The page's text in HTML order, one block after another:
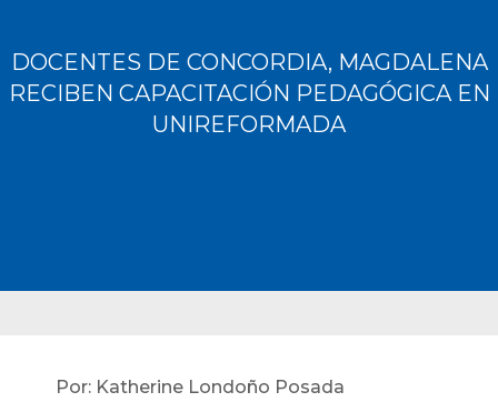
DOCENTES DE CONCORDIA, MAGDALENA
RECIBEN CAPACITACIÓN PEDAGÓGICA EN
UNIREFORMADA
Por: Katherine Londoño Posada